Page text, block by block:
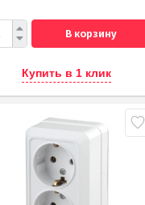
В корзину
Купить в 1 клик